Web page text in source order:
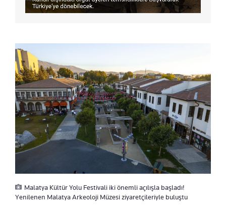
Malatya Kültür Yolu Festivali iki önemli açılışla başladı!
Yenilenen Malatya Arkeoloji Müzesi ziyaretçileriyle buluştu